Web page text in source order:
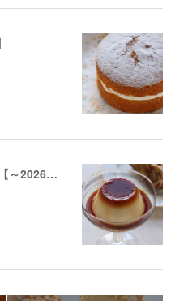
白いプリンゼリー、型外し編【～2026年12月末日】